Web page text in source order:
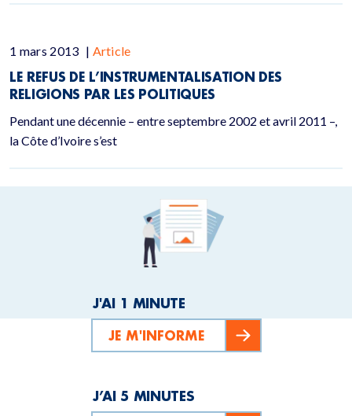
1 mars 2013 | Article
LE REFUS DE L’INSTRUMENTALISATION DES
RELIGIONS PAR LES POLITIQUES
Pendant une décennie – entre septembre 2002 et avril 2011 –,
la Côte d’Ivoire s’est
J'AI 1 MINUTE
JE M'INFORME
J’AI 5 MINUTES